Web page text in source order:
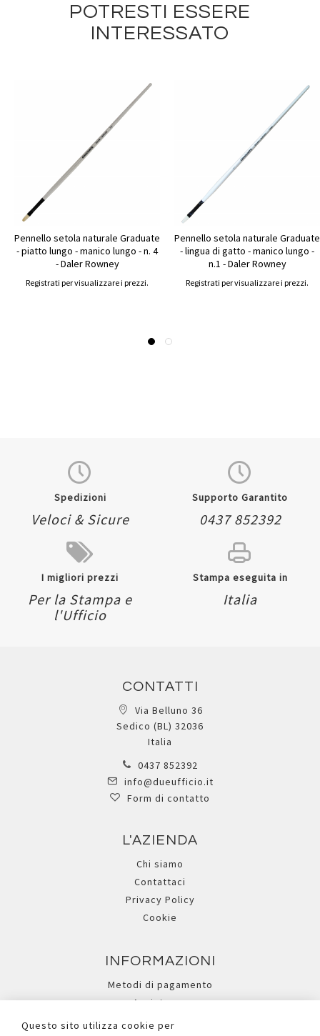
POTRESTI ESSERE
INTERESSATO
Pennello setola naturale Graduate
- piatto lungo - manico lungo - n. 4
- Daler Rowney
Registrati per visualizzare i prezzi.
Pennello setola naturale Graduate
- lingua di gatto - manico lungo -
n.1 - Daler Rowney
Registrati per visualizzare i prezzi.
Spedizioni
Veloci & Sicure
Supporto Garantito
0437 852392
I migliori prezzi
Per la Stampa e
l'Ufficio
Stampa eseguita in
Italia
CONTATTI
Via Belluno 36
Sedico (BL) 32036
Italia
0437 852392
info@dueufficio.it
Form di contatto
L'AZIENDA
Chi siamo
Contattaci
Privacy Policy
Cookie
INFORMAZIONI
Metodi di pagamento
Assistenza
Ricerca avanzata
Questo sito utilizza cookie per